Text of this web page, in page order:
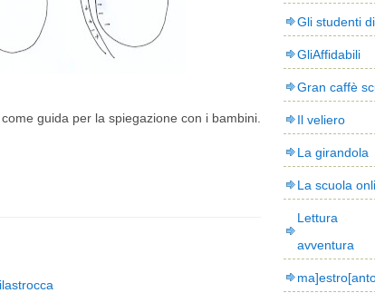
guida per la spiegazione con i bambini.
Gli studenti
GliAffidabili
Gran caffè
Il veliero
La girandola
La scuola
avventura